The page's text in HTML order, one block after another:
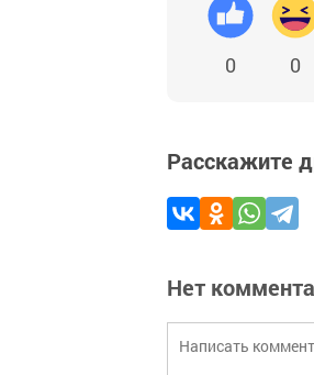
0 0
Расскажите
Нет